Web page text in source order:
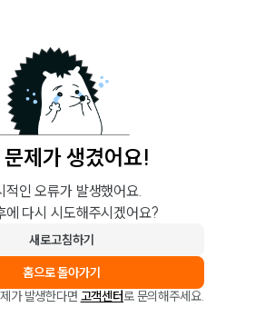
제가 생겼어요!
적인 오류가 발생했어요.
에 다시 시도해주시겠어요?
새로고침하기
홈으로 돌아가기
가 발생한다면 고객센터로 문의해주세요.